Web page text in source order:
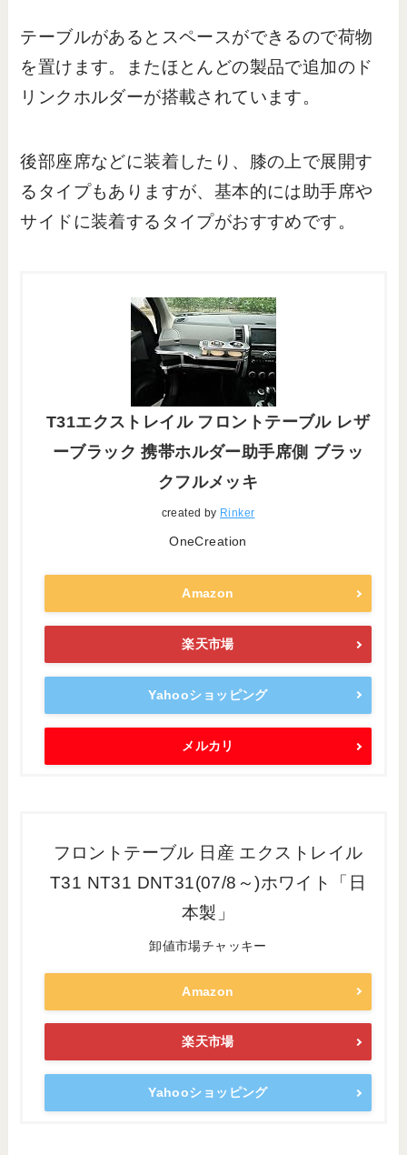
テーブルがあるとスペースができるので荷物
を置けます。またほとんどの製品で追加のド
リンクホルダーが搭載されています。
後部座席などに装着したり、膝の上で展開す
るタイプもありますが、基本的には助手席や
サイドに装着するタイプがおすすめです。
T31エクストレイル フロントテーブル レザ
ーブラック 携帯ホルダー助手席側 ブラッ
クフルメッキ
created by Rinker
OneCreation
Amazon
楽天市場
Yahooショッピング
メルカリ
フロントテーブル 日産 エクストレイル
T31 NT31 DNT31(07/8～)ホワイト「日
本製」
卸値市場チャッキー
Amazon
楽天市場
Yahooショッピング